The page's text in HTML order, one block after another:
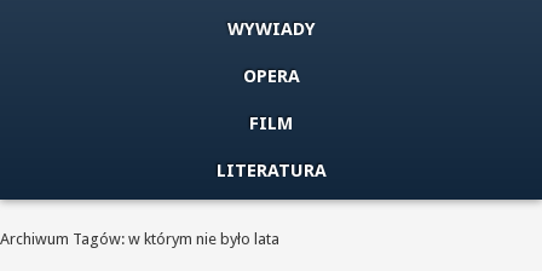
WYWIADY
OPERA
FILM
LITERATURA
Archiwum Tagów: w którym nie było lata